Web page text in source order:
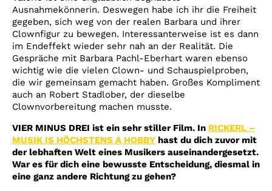
Ausnahmekönnerin. Deswegen habe ich ihr die Freiheit
gegeben, sich weg von der realen Barbara und ihrer
Clownfigur zu bewegen. Interessanterweise ist es dann
im Endeffekt wieder sehr nah an der Realität. Die
Gespräche mit Barbara Pachl-Eberhart waren ebenso
wichtig wie die vielen Clown- und Schauspielproben,
die wir gemeinsam gemacht haben. Großes Kompliment
auch an Robert Stadlober, der dieselbe
Clownvorbereitung machen musste.
VIER MINUS DREI ist ein sehr stiller Film. In RICKERL –
MUSIK IS HÖCHSTENS A HOBBY hast du dich zuvor mit
der lebhaften Welt eines Musikers auseinandergesetzt.
War es für dich eine bewusste Entscheidung, diesmal in
eine ganz andere Richtung zu gehen?